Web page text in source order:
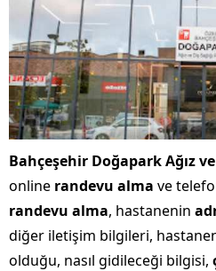
Bahçeşehir Doğapark Ağız
online randevu alma ve
randevu alma, hastanenin
diğer iletişim bilgileri,
olduğu, nasıl gidileceği bilgisi,